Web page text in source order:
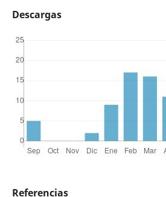
Descargas
Referencias